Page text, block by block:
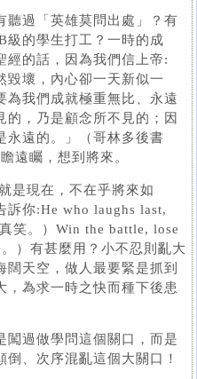
聽過「英雄莫問出處」？有
級的學生打工？一時的成
經的話，因為我們信上帝:
毀壞，內心卻一天新似一
為我們成就極重無比、永遠
的，乃是顧念所不見的；因
永遠的。」（哥林多後書
遠矚，想到將來。
是現在，不在乎將來如
訴你:He who laughs last,
笑。）Win the battle, lose
）有甚麼用？小不忍則亂大
天空，做人最要緊是抓到
，為求一時之快而種下後患
闖過做學問這個關口，而是
、次序混亂這個大關口！